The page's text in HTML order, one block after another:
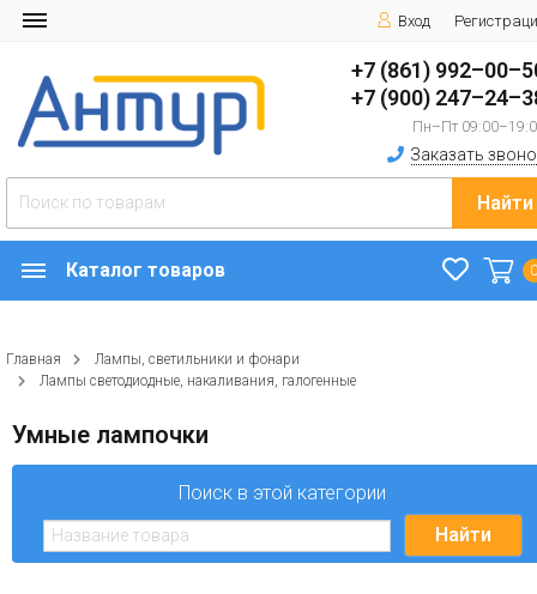
Вход
+7 (861)
+7 (900)
Пн–Пт
Заказать
Найти
Каталог товаров
Главная
Лампы, светильники и фонари
Лампы светодиодные, накаливания, галогенные
Умные лампочки
Поиск в этой категории